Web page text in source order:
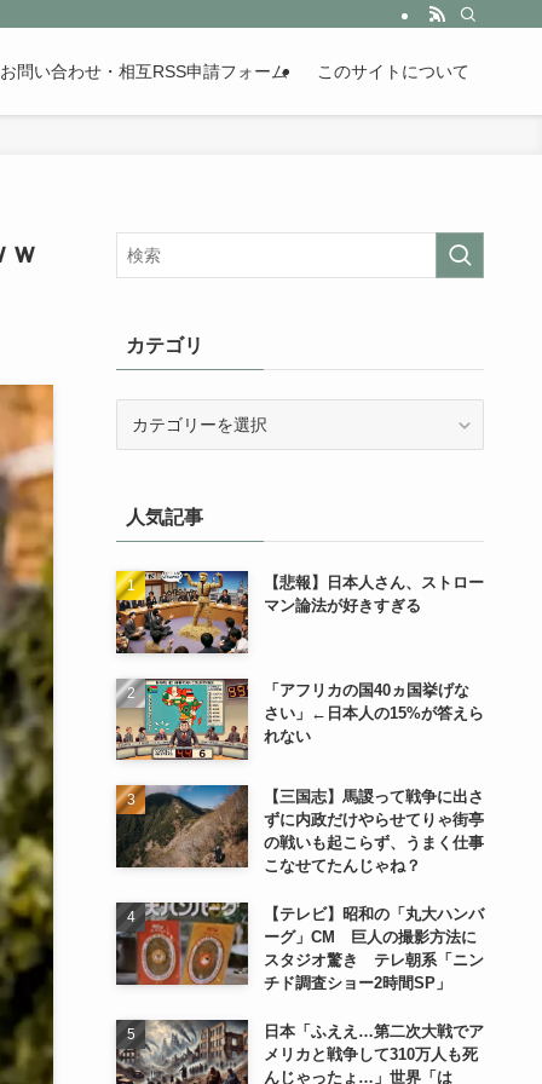
お問い合わせ・相互RSS申請フォーム このサイトについて
カテゴリ
人気記事
【悲報】日本人さん、ストロー
マン論法が好きすぎる
「アフリカの国40ヵ国挙げな
さい」←日本人の15%が答えら
れない
【三国志】馬謖って戦争に出さ
ずに内政だけやらせてりゃ街亭
の戦いも起こらず、うまく仕事
こなせてたんじゃね？
【テレビ】昭和の「丸大ハンバ
ーグ」CM 巨人の撮影方法に
スタジオ驚き テレ朝系「ニン
チド調査ショー2時間SP」
日本「ふええ…第二次大戦でア
メリカと戦争して310万人も死
んじゃったょ…」世界「は